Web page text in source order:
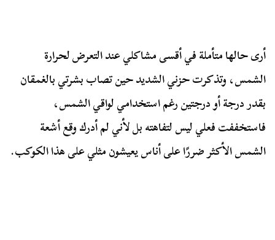
أرى حالها متأملة في أقسى مشاكلي عند التعرض لحرارة
الشمس، وتذكرت حزني الشديد حين تصاب بشرتي بالغمقان
بقدر درجة أو درجتين رغم استخدامي لواقي الشمس،
فاستخففت فعلي ليس لتفاهته بل لأني لم أدرك وقع أشعة
الشمس الأكثر ضررًا على أناس يعيشون مثلي على هذا الكوكب.